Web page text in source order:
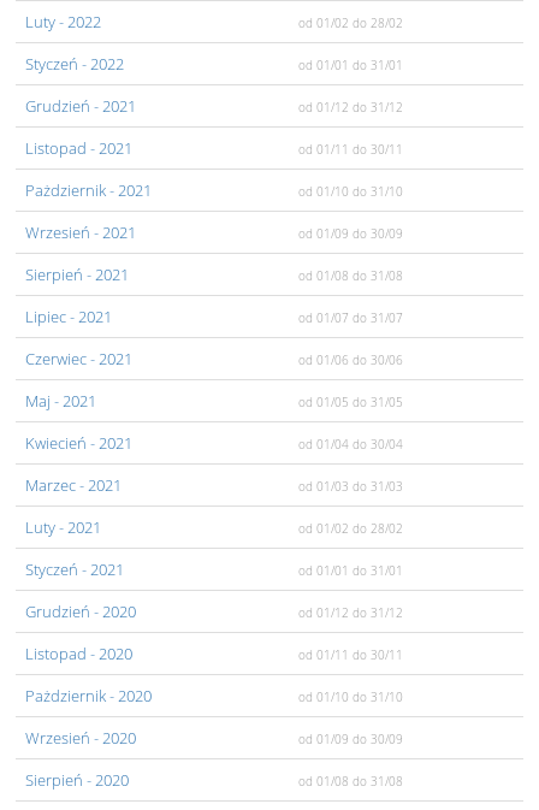
Luty- 2022 od 01/02 do 28/02
Styczeń - 2022 od 01/01 do 31/01
Grudzień - 2021 od 01/12 do 31/12
Listopad - 2021 od 01/11 do 30/11
Pażdziernik- 2021 od 01/10 do 31/10
Wrzesień - 2021 od 01/09 do 30/09
Sierpień - 2021 od 01/08 do 31/08
Lipiec- 2021 od 01/07 do 31/07
Czerwiec- 2021 od 01/06 do 30/06
Maj - 2021 od 01/05 do 31/05
Kwiecień - 2021 od 01/04 do 30/04
Marzec- 2021 od 01/03 do 31/03
Luty- 2021 od 01/02 do 28/02
Styczeń - 2021 od 01/01 do 31/01
Grudzień - 2020 od 01/12 do 31/12
Listopad - 2020 od 01/11 do 30/11
Pażdziernik- 2020 od 01/10 do 31/10
Wrzesień - 2020 od 01/09 do 30/09
Sierpień - 2020 od 01/08 do 31/08